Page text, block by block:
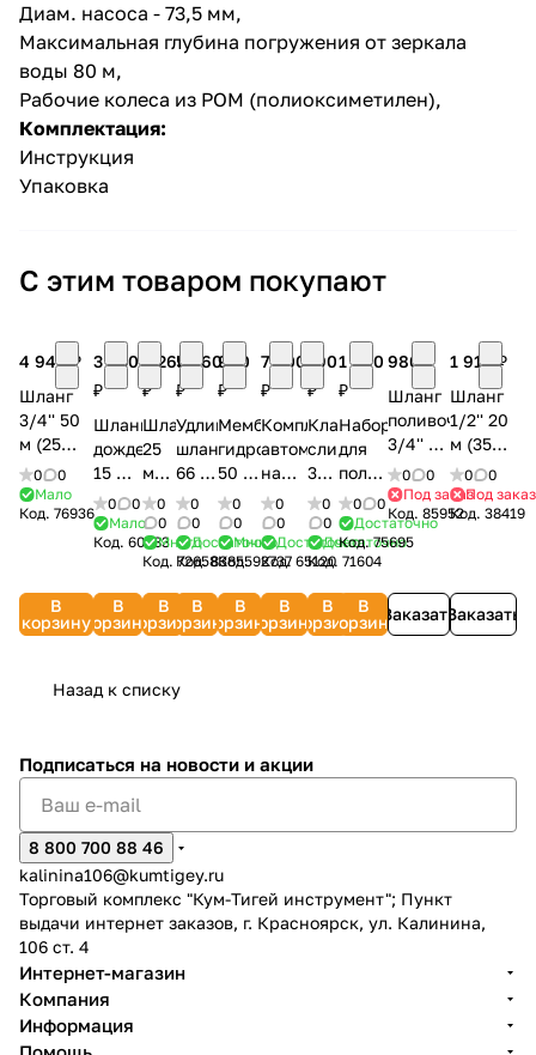
Диам. насоса - 73,5 мм,
Максимальная глубина погружения от зеркала
воды 80 м,
Рабочие колеса из POM (полиоксиметилен),
Комплектация:
Инструкция
Упаковка
С этим товаром покупают
4 940 ₽
Шланг
3/4'' 50
м (25
атм.,
армированный,
3-х
слойный)
429003-
0
0
Мало
Код. 76936
В
корзину
3 050
₽
Шланг-
дождеватель
15 м
Arroseur
Tricoflex
HOZELOCK
068777
0
0
Мало
Код. 60883
В
корзину
3 260
₽
Шланг
25
мм
х 15
м
"УЖ"
ДЖИЛЕКС
9810
0
0
Много
Код. 72658
В
корзину
5 960
₽
Удлинитель
шланга
66 х
66
мм
"Удав"
ДЖИЛЕКС
9117
0
0
Достаточно
Код.83855
В
корзину
990
₽
Мембрана
гидроаккумулятора
50 л
ДЖИЛЕКС
8902
0
0
Много
Код.92737
В
корзину
7 000
₽
Комплект
автоматики
на
баке
КРАБ-
Т 18
ДЖИЛЕКС
9090
0
0
Достаточно
Код. 65120
В
корзину
790
₽
Клапан
сливной
32
мм
ДЖИЛЕКС
9086
0
0
Достаточно
Код. 71604
В
корзину
1 660
₽
Набор
для
полива
с
растягивающимся
шлангом
30 м
ВИХРЬ
0
0
Достаточно
Код.75695
В
корзину
980 ₽
Шланг
поливочный
3/4'' 15
м
(армированный,
ПВХ)
Дачник
0
0
Под заказ
Код.85952
Заказать
1 910 ₽
Шланг
1/2'' 20
м (35
атм.,
4-х
40302-
1/2-20
0
0
Под заказ
Код.38419
Заказать
Назад к списку
Подписаться на новости и акции
8 800 700 88 46
kalinina106@kumtigey.ru
Торговый комплекс "Кум-Тигей инструмент"; Пункт
выдачи интернет заказов, г. Красноярск, ул. Калинина,
106 ст. 4
Интернет-магазин
Компания
Информация